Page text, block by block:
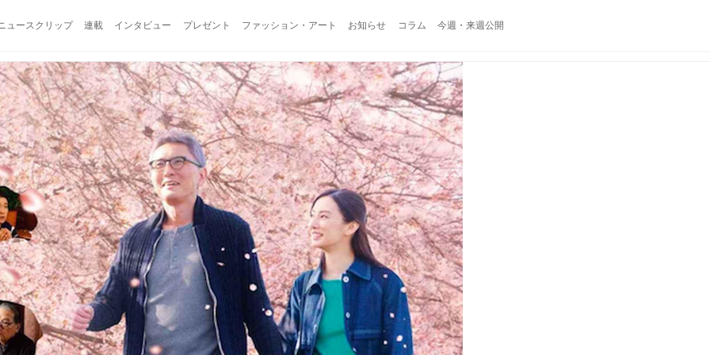
ュースクリップ 連載 インタビュー プレゼント ファッション・アート お知らせ コラム 今週・来週公開